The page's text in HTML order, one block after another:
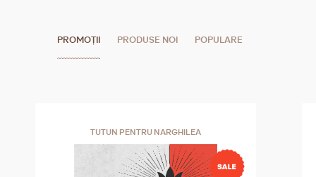
PROMOȚII PRODUSE NOI POPULARE
TUTUN PENTRU NARGHILEA